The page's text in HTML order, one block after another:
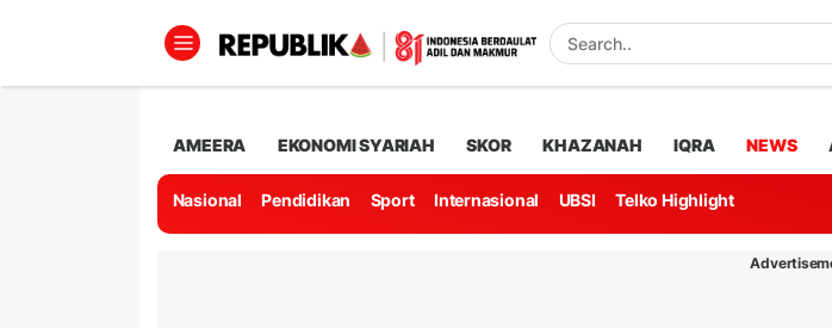
AMEERA EKONOMI SYARIAH SKOR KHAZANAH IQRA NEWS
Nasional Pendidikan Sport Internasional UBSI Telko Highlight